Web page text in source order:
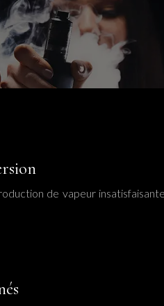
de vapeur